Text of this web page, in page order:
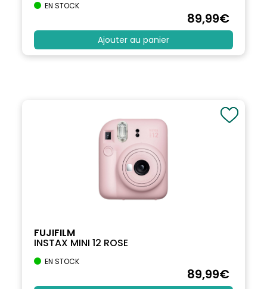
EN STOCK
89,99€
Ajouter au panier
FUJIFILM
INSTAX MINI 12 ROSE
EN STOCK
89,99€